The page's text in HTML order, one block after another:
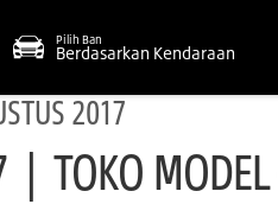
Pilih Ban
Berdasarkan Kendaraan
2017
| TOKO MODEL